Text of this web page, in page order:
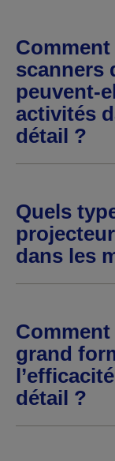
scanners
peuvent-
activités
détail ?
Quels
dans les
grand
détail ?